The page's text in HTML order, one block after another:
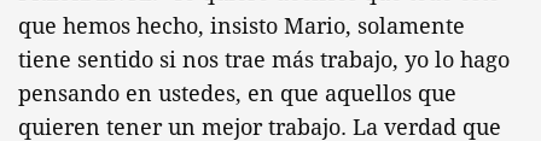
que hemos hecho, insisto Mario, solamente
tiene sentido si nos trae más trabajo, yo lo hago
pensando en ustedes, en que aquellos que
quieren tener un mejor trabajo. La verdad que